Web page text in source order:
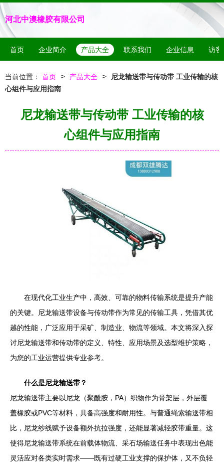
河北中澳橡胶有限公司
首页 企业简介 产品大全 联系我们 企业信息 访客
当前位置： 首页 > 产品大全 >
尼龙输送带与传动带 工业传输的核
心组件与应用指南
尼龙输送带与传动带 工业传输的核
心组件与应用指南
在现代化工业生产中，高效、可靠的物料传输系统是提升产能
的关键。尼龙输送带设备与传动带作为常见的传输工具，凭借其优
越的性能，广泛应用于采矿、制造业、物流等领域。本文将深入探
讨尼龙输送带和传动带的定义、特性、应用场景及选型维护策略，
为您的工业运营提供专业参考。
什么是尼龙输送带？
尼龙输送带主要以尼龙（聚酰胺，PA）织物作为骨架层，外层覆
盖橡胶或PVC等材料，具备高强度和耐用性。与普通绳索输送带相
比，尼龙纱线赋予设备额外抗拉强度，还能显著减轻胶带重量。这
使得尼龙输送带系统在前载体物流、采石场输送任务中表现出色能
灵活应对各类实时需求——既有过硬工业支撑的保护体，又不负轻